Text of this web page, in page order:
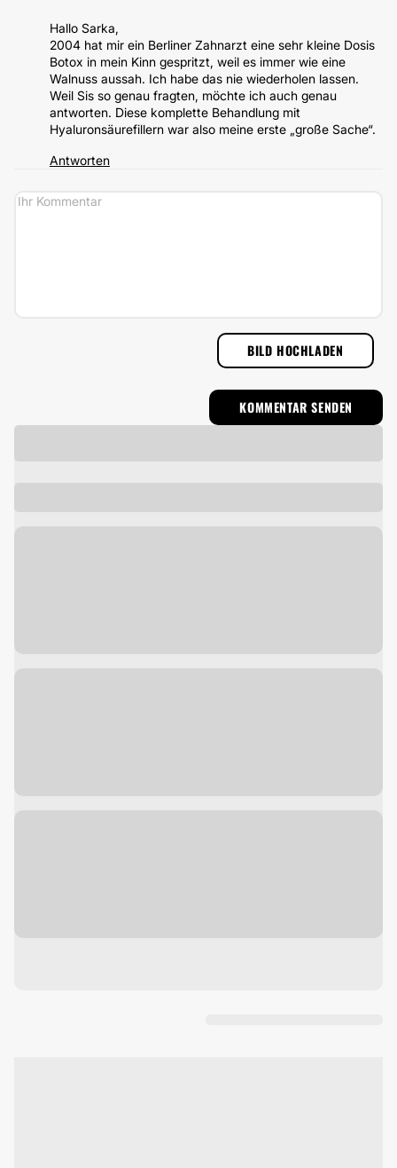
Hallo Sarka,
2004 hat mir ein Berliner Zahnarzt eine sehr kleine Dosis
Botox in mein Kinn gespritzt, weil es immer wie eine
Walnuss aussah. Ich habe das nie wiederholen lassen.
Weil Sis so genau fragten, möchte ich auch genau
antworten. Diese komplette Behandlung mit
Hyaluronsäurefillern war also meine erste „große Sache“.
Antworten
BILD HOCHLADEN